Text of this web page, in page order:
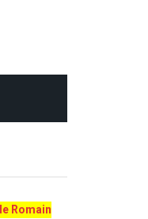
Romain